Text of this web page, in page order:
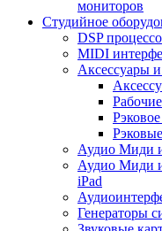
мониторов
Студийное
DSP
MIDI
Аксессуары
Аудио Миди
Аудио Миди
iPad
Генераторы